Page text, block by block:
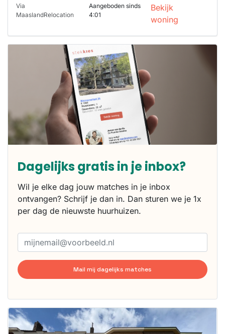
Via
MaaslandRelocation
Aangeboden sinds
4:01
Bekijk
woning
Dagelijks gratis in je inbox?
Wil je elke dag jouw matches in je inbox
ontvangen? Schrijf je dan in. Dan sturen we je 1x
per dag de nieuwste huurhuizen.
Mail mij dagelijks matches
Deze woning
is